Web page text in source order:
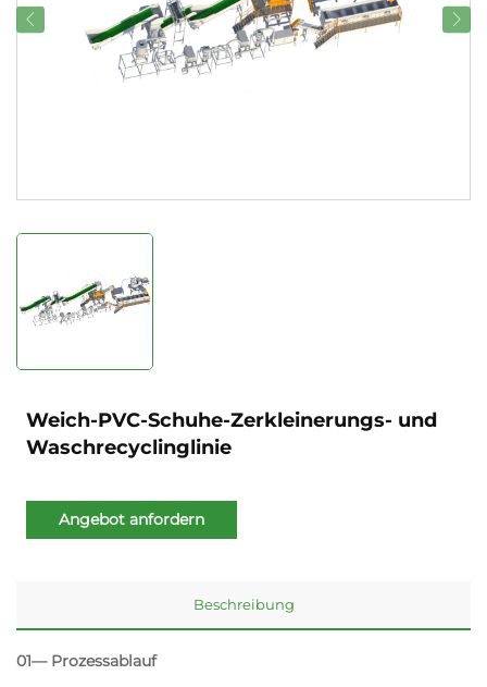
Weich-PVC-Schuhe-Zerkleinerungs- und
Waschrecyclinglinie
Angebot anfordern
Beschreibung
01— Prozessablauf